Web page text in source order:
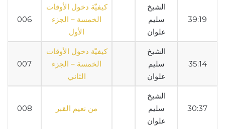
006
كيفيّة دخول الأوقات
الخمسة – الجزء
الأول
الشيخ
سليم
علوان
39:19
007
كيفيّة دخول الأوقات
الخمسة – الجزء
الثاني
الشيخ
سليم
علوان
35:14
008 من نعيم القبر
الشيخ
سليم
علوان
30:37